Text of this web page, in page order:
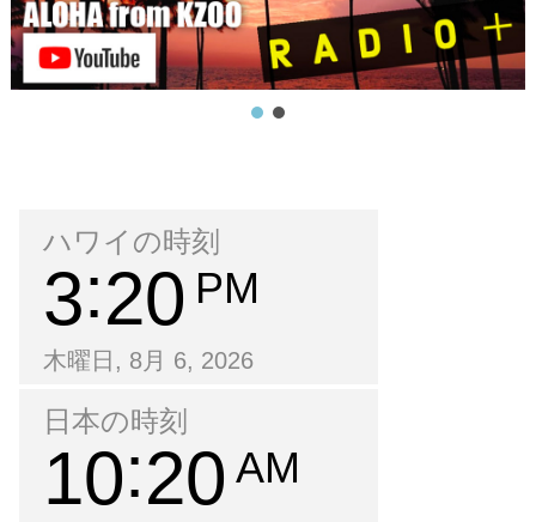
ハワイの時刻
3 20 PM
木曜日, 8月 6, 2026
日本の時刻
10 20 AM